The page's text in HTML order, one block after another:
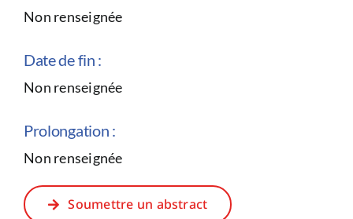
Non renseignée
Date de fin :
Non renseignée
Prolongation :
Non renseignée
Soumettre un abstract